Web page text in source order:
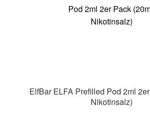
ElfBar ELFA Prefilled Pod 2ml
Nikotinsalz)